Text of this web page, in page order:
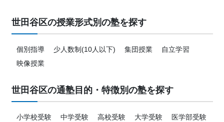
世田谷区の授業形式別の塾を探す
個別指導 少人数制(10人以下) 集団授業
自立学習
映像授業
世田谷区の通塾目的・特徴別の塾を探す
小学校受験 中学受験 高校受験 大学受験
医学部受験